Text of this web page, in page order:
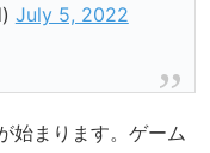
July 5, 2022
始まります。ゲーム